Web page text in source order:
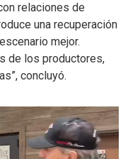
relaciones de
una recuperación
mejor.
de los productores,
concluyó.